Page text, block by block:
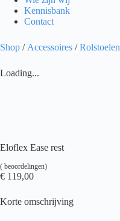
Kennisbank
Contact
Shop / Accessoires /Rolstoelen
Loading...
Eloflex Ease rest
( beoordelingen)
€ 119,00
Korte omschrijving